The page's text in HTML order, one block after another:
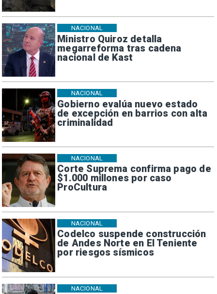
Ministro Quiroz detalla
megarreforma tras cadena
nacional de Kast
NACIONAL
Gobierno evalúa nuevo estado
de excepción en barrios con alta
criminalidad
NACIONAL
Corte Suprema confirma pago de
$1.000 millones por caso
ProCultura
NACIONAL
Codelco suspende construcción
de Andes Norte en El Teniente
por riesgos sísmicos
NACIONAL
NACIONAL